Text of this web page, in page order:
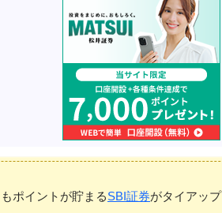
ポイントが貯まるSBI証券がタイアップ